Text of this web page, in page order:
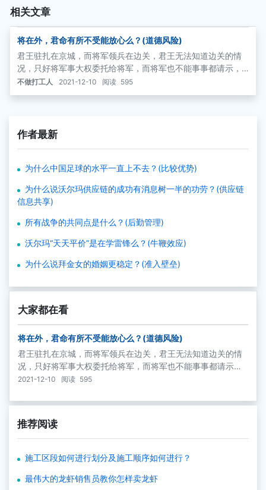
相关文章
将在外，君命有所不受能放心么？(道德风险)
君王驻扎在京城，而将军领兵在边关，君王无法知道边关的情
况，只好将军事大权委托给将军，而将军也不能事事都请示，
那样将贻误战机，所以就有“将在外，君命有所不受”的说法。这
样的委托和代理关系有的时候是有效的，有的时候恰恰是最无
不做打工人 2021-12-10 阅读 595
作者最新
为什么中国足球的水平一直上不去？(比较优势)
为什么说沃尔玛供应链的成功有消息树一半的功劳？(供应链
信息共享)
所有战争的共同点是什么？(后勤管理)
沃尔玛“天天平价”是在学雷锋么？(牛鞭效应)
为什么说拜金女的婚姻更稳定？(准入壁垒)
大家都在看
将在外，君命有所不受能放心么？(道德风险)
君王驻扎在京城，而将军领兵在边关，君王无法知道边关的情
况，只好将军事大权委托给将军，而将军也不能事事都请示，
那样将贻误战机，所以就有“将在外，君命有所不受”的说法。这
效的。
2021-12-10 阅读 595
推荐阅读
施工区段如何进行划分及施工顺序如何进行？
最伟大的龙虾销售员教你怎样卖龙虾